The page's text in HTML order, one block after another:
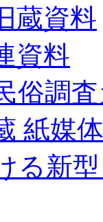
蔵資料
資料
調査
紙媒
る新